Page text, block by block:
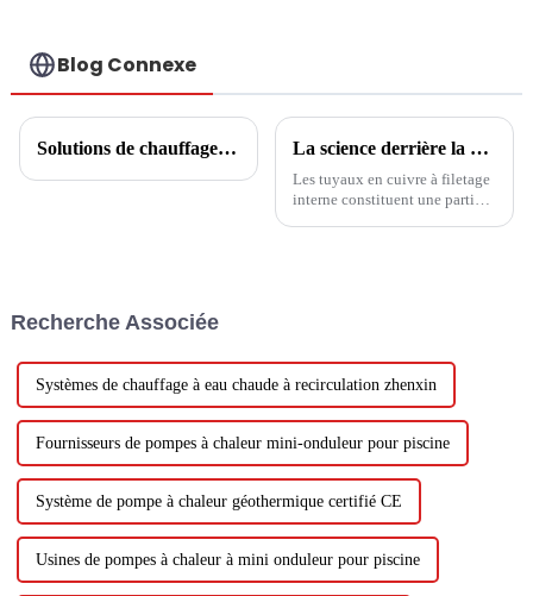
Blog Connexe
Solutions de chauffage de l'eau chaude à base d'eaux usées La science derrière la climatisation à haut rendement : comment les tubes en cuivre à filetage interne améliorent le transfert de chaleur
Les tuyaux en cuivre à filetage
interne constituent une partie
Recherche Associée
Systèmes de chauffage à eau chaude à recirculation zhenxin
Fournisseurs de pompes à chaleur mini-onduleur pour piscine
Système de pompe à chaleur géothermique certifié CE
Usines de pompes à chaleur à mini onduleur pour piscine